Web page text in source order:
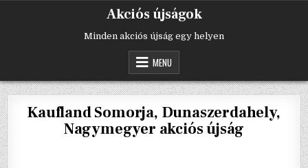
Akciós újságok
Minden akciós újság egy helyen
MENU
Kaufland Somorja, Dunaszerdahely,
Nagymegyer akciós újság